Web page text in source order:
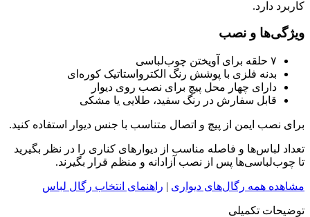
کاربرد دارد.
ویژگی‌ها و نصب
۷ حلقه برای آویختن چوب‌لباسی
بدنه فلزی با پوشش رنگ الکترواستاتیک کوره‌ای
دارای چهار محل پیچ برای نصب روی دیوار
قابل سفارش در رنگ سفید، طلایی یا مشکی
برای نصب ایمن از پیچ و اتصال متناسب با جنس دیوار استفاده کنید.
تعداد لباس‌ها و فاصله مناسب از دیوارهای کناری را در نظر بگیرید
تا چوب‌لباسی‌ها پس از نصب آزادانه و منظم قرار بگیرند.
مشاهده همه رگال‌های دیواری | راهنمای انتخاب رگال لباس
توضیحات تکمیلی